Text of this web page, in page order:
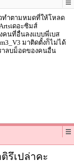
วทำตามหมดที่ให้โหลด
เดอะซิมส์
คนที่อื่นลงแบบพี่เบส
มาติดตั้งก็ไม่ได้
ราลบม็อดของคนอื่น
รึเปล่าคะ